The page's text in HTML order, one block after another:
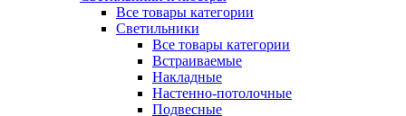
Все товары категории
Светильники
Все товары категории
Встраиваемые
Накладные
Настенно-потолочные
Подвесные